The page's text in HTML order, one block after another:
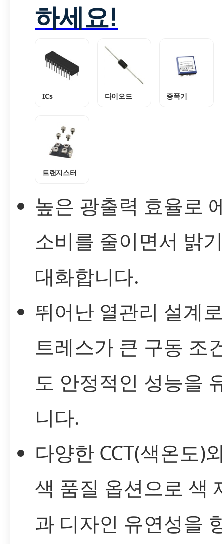
하세요!
ICs 다이오드 증폭기
트랜지스터
높은 광출력 효율로
소비를 줄이면서 밝
대화합니다.
뛰어난 열관리 설계
트레스가 큰 구동 조
도 안정적인 성능을
니다.
다양한 CCT(색온도)
색 품질 옵션으로 색
과 디자인 유연성을